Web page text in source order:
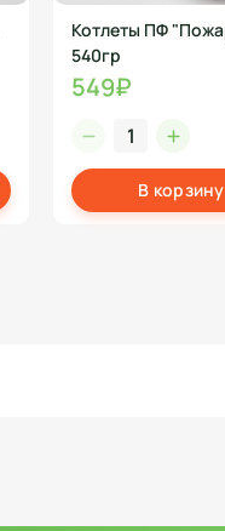
Котлеты ПФ "Пожарские"
540гр
549₽
В корзину